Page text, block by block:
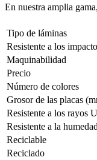
En nuestra amplia
Tipo de láminas
Resistente a los
Maquinabilidad
Precio
Número de colores
Grosor de las placas
Resistente a los rayos
Resistente a la humedad
Reciclable
Reciclado